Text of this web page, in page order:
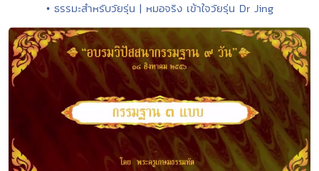
• ธรรมะสำหรับวัยรุ่น | หมอจริง เข้าใจวัยรุ่น Dr Jing